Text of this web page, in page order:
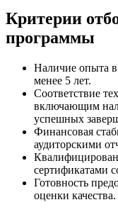
Критерии
программы
Наличие опыта
менее 5 лет.
Соответствие
включающим
успешных
Финансовая
аудиторскими
сертификатами
Готовность
оценки качества.